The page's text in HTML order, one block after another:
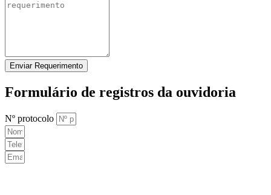
Enviar Requerimento
Formulário de registros da ouvidoria
Nº protocolo